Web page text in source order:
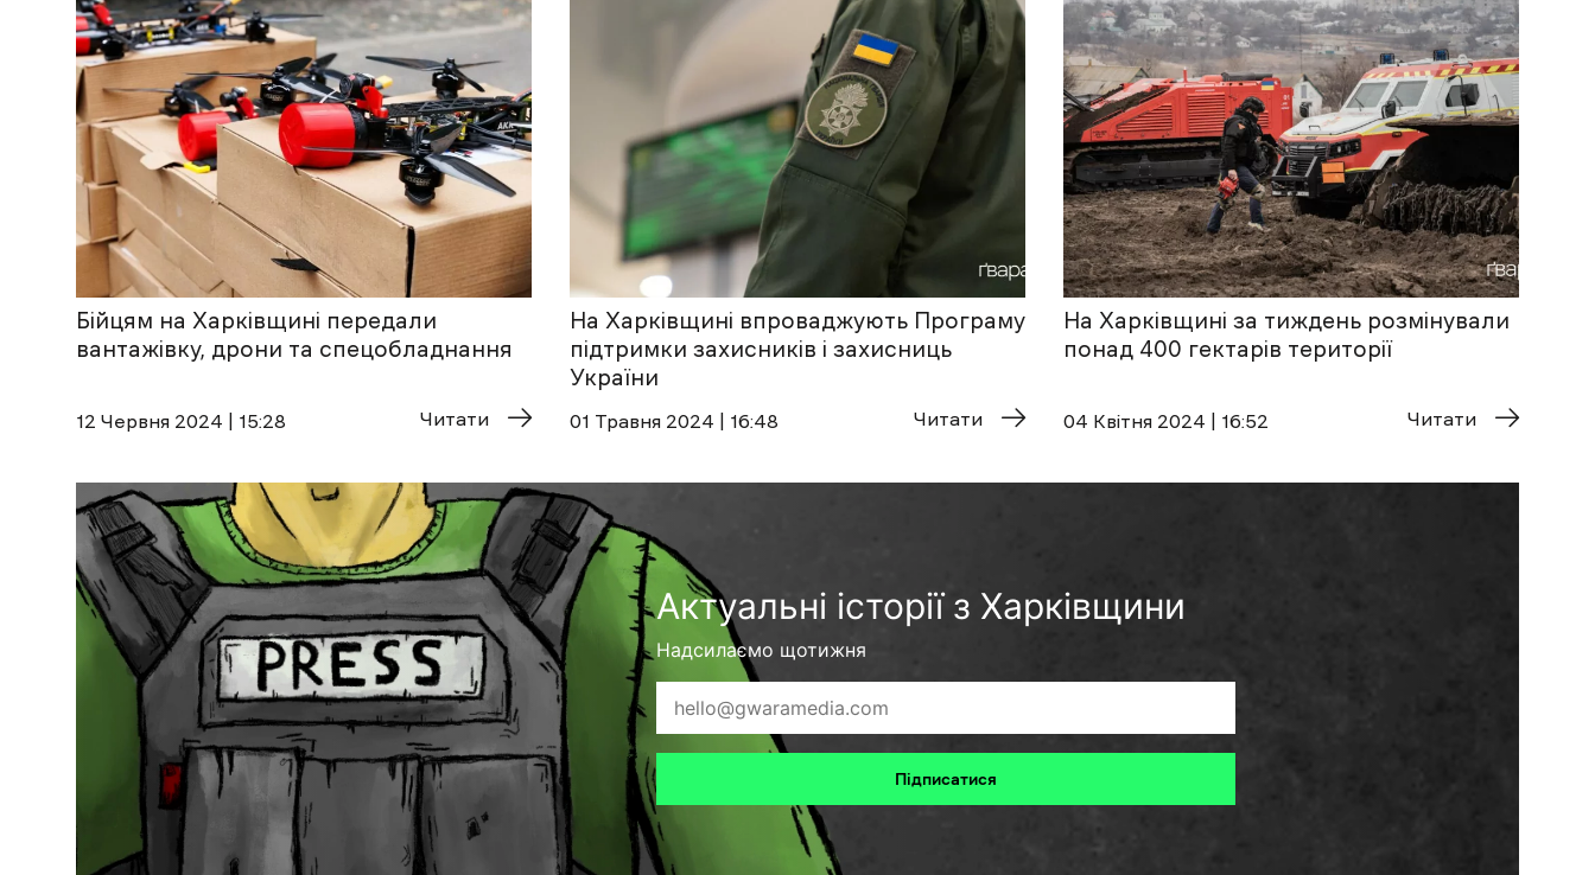
Бійцям на Харківщині передали
вантажівку, дрони та спецобладнання
12 Червня 2024 | 15:28 Читати
На Харківщині впроваджують Програму
підтримки захисників і захисниць
України
01 Травня 2024 | 16:48 Читати
На Харківщині за тиждень розмінували
понад 400 гектарів території
04 Квітня 2024 | 16:52 Читати
Актуальні історії з Харківщини
Надсилаємо щотижня
Підписатися